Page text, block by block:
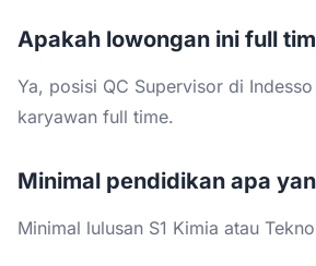
Apakah lowongan ini full
Ya, posisi QC Supervisor di
karyawan full time.
Minimal pendidikan apa
Minimal lulusan S1 Kimia atau